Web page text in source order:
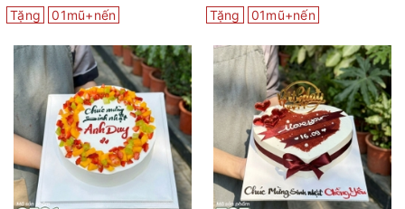
Tặng 01mũ+nến Tặng 01mũ+nến